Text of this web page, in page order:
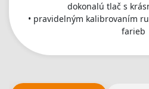
dokonalú tlač s
• pravidelným kalibrovaním
farieb